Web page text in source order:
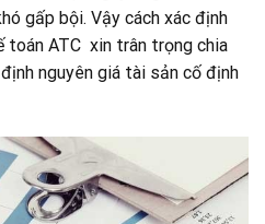
gấp bội. Vậy cách xác định
toán ATC xin trân trọng chia
nguyên giá tài sản cố định